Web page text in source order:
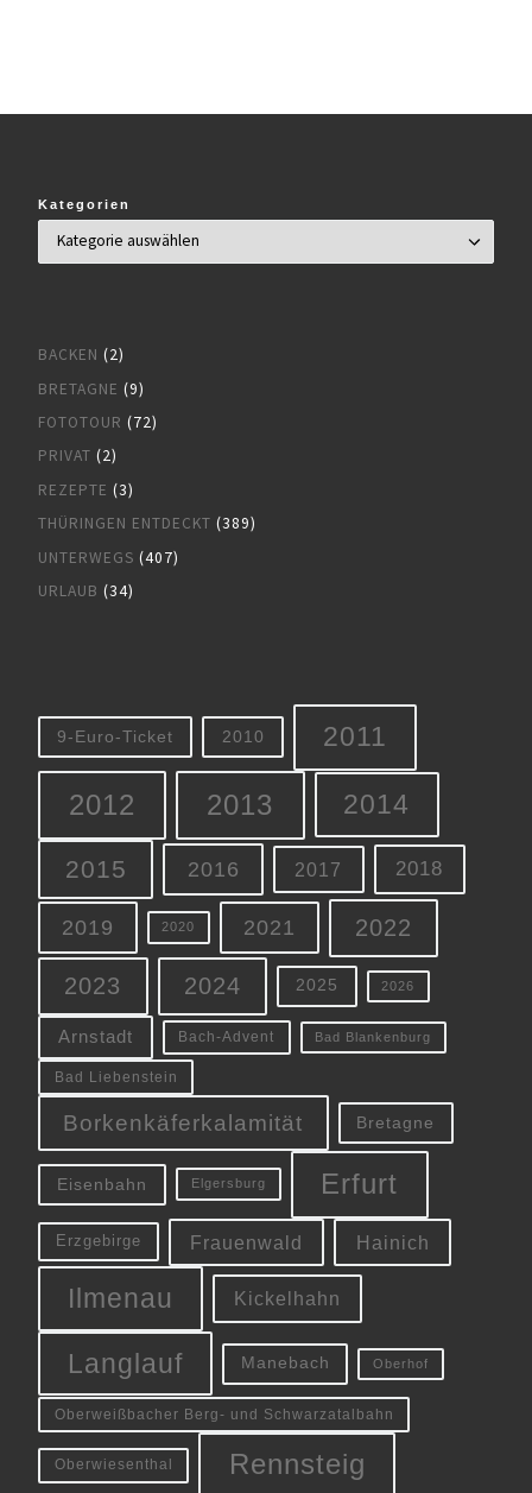
Kategorien
BACKEN (2)
BRETAGNE (9)
FOTOTOUR (72)
PRIVAT (2)
REZEPTE (3)
THÜRINGEN ENTDECKT (389)
UNTERWEGS (407)
URLAUB (34)
9-Euro-Ticket 2010 2011
2012 2013 2014
2015 2016 2017 2018
2019 2020 2021 2022
2023 2024 2025 2026
Arnstadt Bach-Advent Bad Blankenburg
Bad Liebenstein
Borkenkäferkalamität Bretagne
Eisenbahn Elgersburg Erfurt
Erzgebirge Frauenwald Hainich
Ilmenau Kickelhahn
Langlauf Manebach Oberhof
Oberweißbacher Berg- und Schwarzatalbahn
Oberwiesenthal Rennsteig